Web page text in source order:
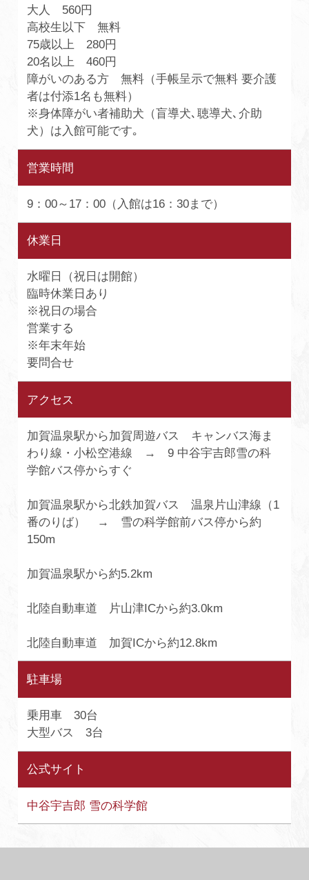
大人 560円
高校生以下 無料
75歳以上 280円
20名以上 460円
障がいのある方 無料（手帳呈示で無料 要介護
者は付添1名も無料）
※身体障がい者補助犬（盲導犬､聴導犬､介助
犬）は入館可能です｡
営業時間
9：00～17：00（入館は16：30まで）
休業日
水曜日（祝日は開館）
臨時休業日あり
※祝日の場合
営業する
※年末年始
要問合せ
アクセス
加賀温泉駅から加賀周遊バス キャンバス海ま
わり線・小松空港線 → 9 中谷宇吉郎雪の科
学館バス停からすぐ
加賀温泉駅から北鉄加賀バス 温泉片山津線（1
番のりば） → 雪の科学館前バス停から約
150m
加賀温泉駅から約5.2km
北陸自動車道 片山津ICから約3.0km
北陸自動車道 加賀ICから約12.8km
駐車場
乗用車 30台
大型バス 3台
公式サイト
中谷宇吉郎 雪の科学館